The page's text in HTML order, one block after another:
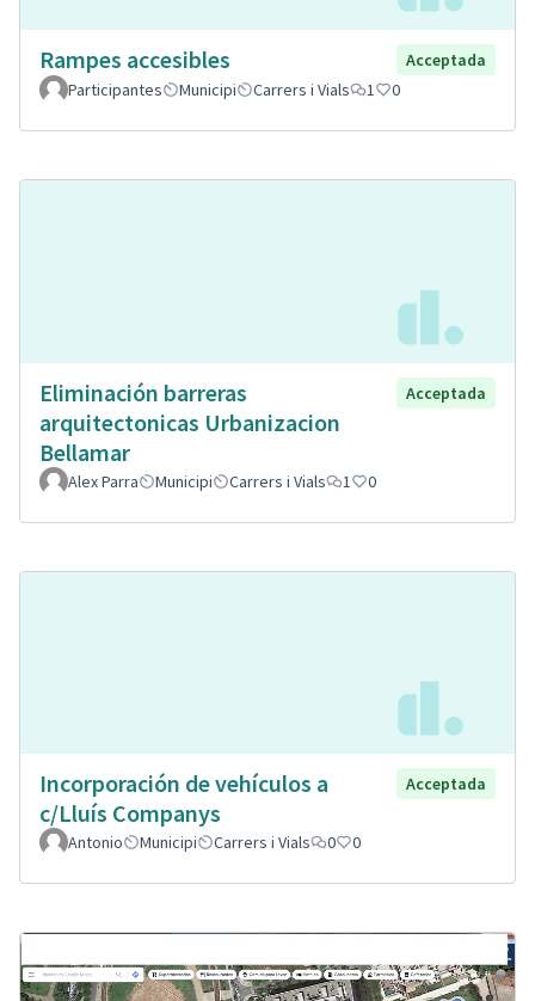
Rampes accesibles
Acceptada
Participantes
Municipi Carrers i Vials 1 0
Eliminación barreras
arquitectonicas Urbanizacion
Bellamar
Acceptada
Alex Parra Municipi Carrers i Vials 1 0
Incorporación de vehículos a
c/Lluís Companys
Acceptada
Antonio Municipi Carrers i Vials 0 0